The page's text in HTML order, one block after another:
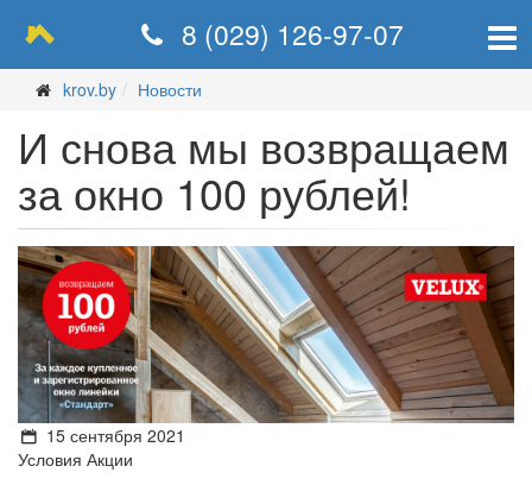
8 (029) 126-97-07
krov.by Новости
И снова мы возвращаем
за окно 100 рублей!
15 сентября 2021
Условия Акции